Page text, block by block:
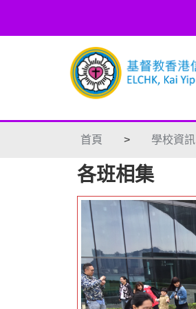
首頁 > 學校資訊
各班相集